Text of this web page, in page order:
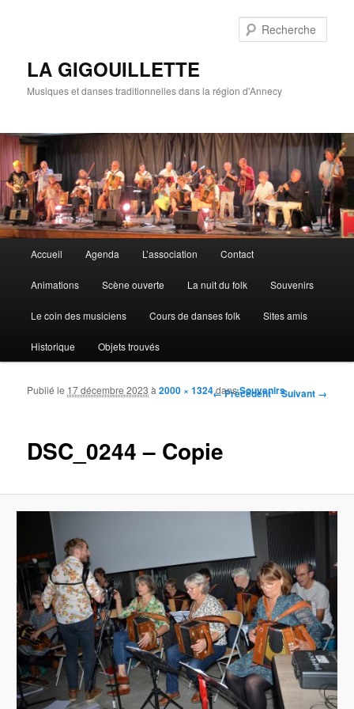
LA GIGOUILLETTE
Musiques et danses traditionnelles dans la région d'Annecy
Aller au contenu principal
Aller au contenu secondaire
Accueil Agenda L’association Contact
Animations Scène ouverte La nuit du folk Souvenirs
Le coin des musiciens Cours de danses folk Sites amis
Historique Objets trouvés
Navigation des images
← Précédent Suivant →
DSC_0244 – Copie
Publié le 17 décembre 2023 à2000 × 1324dansSouvenirs